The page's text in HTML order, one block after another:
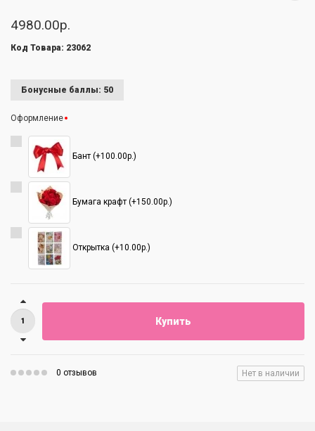
4980.00р.
Код Товара: 23062
Бонусные баллы: 50
Оформление
Бант (+100.00р.)
Бумага крафт (+150.00р.)
Открытка (+10.00р.)
Купить
0 отзывов Нет в наличии